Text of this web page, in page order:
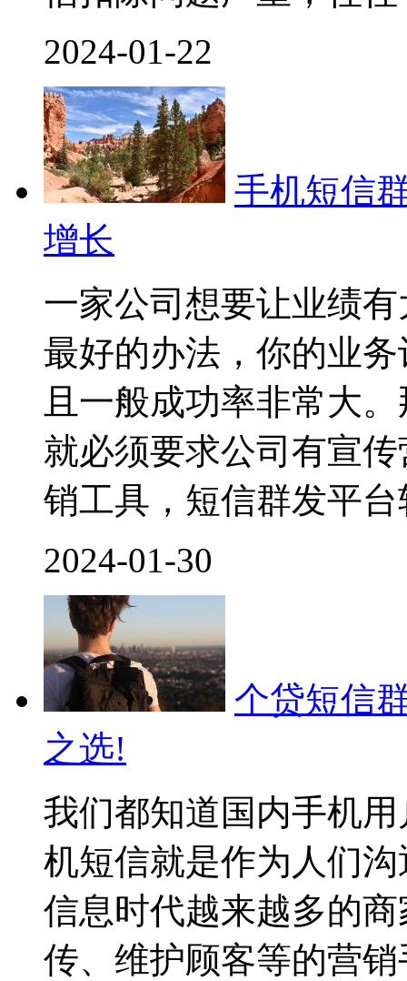
2024-01-22
手机短信
增长
一家公司想要让业绩
最好的办法，你的业
且一般成功率非常大
就必须要求公司有宣
销工具，短信群发平
2024-01-30
个贷短信
之选!
我们都知道国内手机
机短信就是作为人们
信息时代越来越多的
传、维护顾客等的营